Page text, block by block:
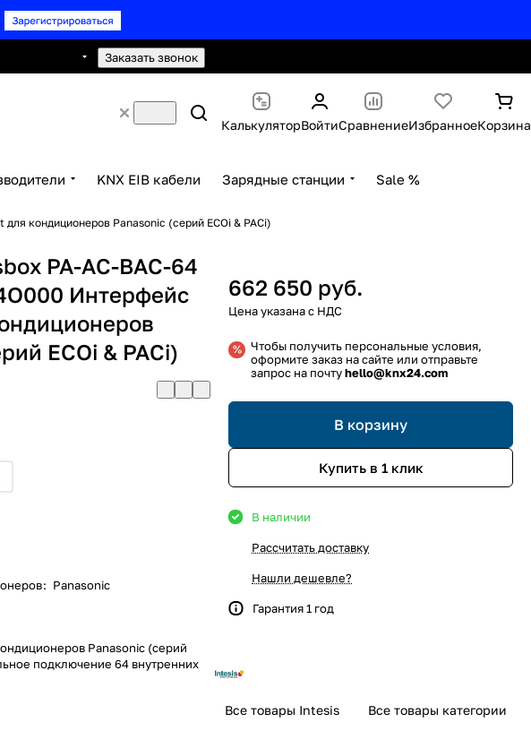
Заказать звонок
КалькуляторВойтиСравнениеИзбранноеКорзина
KNX EIB кабели Зарядные станции Sale %
кондиционеров Panasonic (серий ECOi & PACi)
PA-AC-BAC-64
Интерфейс
ECOi & PACi)
: Panasonic
Panasonic (серий
подключение 64 внутренних
662 650 руб.
Чтобы получить персональные условия,
оформите заказ на сайте или отправьте
запрос на почтуhello@knx24.com
В корзину
Купить в 1 клик
В наличии
Рассчитать доставку
Нашли дешевле?
Гарантия 1 год
Все товары Intesis Все товары категории